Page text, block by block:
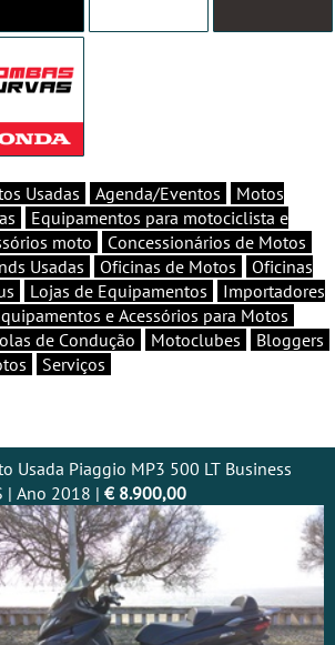
Usadas Agenda/Eventos
Motos
Equipamentos para motociclista e
moto
Concessionários de Motos
Usadas
Oficinas de Motos
Oficinas
Lojas de Equipamentos
Importadores
e Acessórios para Motos
de Condução
Motoclubes
Bloggers
Serviços
Usada Piaggio MP3 500 LT Business
| Ano 2018 | € 8.900,00